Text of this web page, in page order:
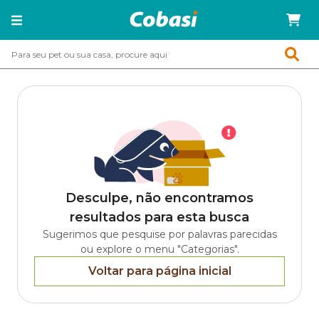
Desculpe, não encontramos
resultados para esta busca
Sugerimos que pesquise por palavras parecidas
ou explore o menu "Categorias".
Voltar para página inicial